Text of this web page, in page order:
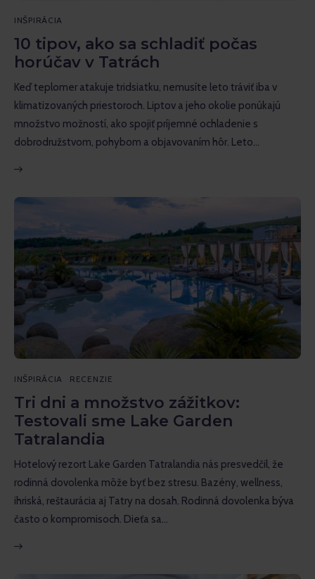
Náučné
Rozhovory
Recenzie
INŠPIRÁCIA
10 tipov, ako sa schladiť počas
horúčav v Tatrách
Keď teplomer atakuje tridsiatku, nemusíte leto tráviť iba v
klimatizovaných priestoroch. Liptov a jeho okolie ponúkajú
množstvo možností, ako spojiť príjemné ochladenie s
dobrodružstvom, pohybom a objavovaním hôr. Leto…
INŠPIRÁCIA RECENZIE
Tri dni a množstvo zážitkov:
Testovali sme Lake Garden
Tatralandia
Hotelový rezort Lake Garden Tatralandia nás presvedčil, že
rodinná dovolenka môže byť bez stresu. Bazény, wellness,
ihriská, reštaurácia aj Tatry na dosah. Rodinná dovolenka býva
často o kompromisoch. Dieťa sa…